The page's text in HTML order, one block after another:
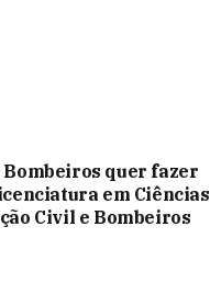
Bombeiros quer fazer
em Ciências
Civil e Bombeiros